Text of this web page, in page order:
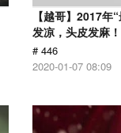
【越哥】2017年
发凉，头皮发麻！
# 446
2020-01-07 08:09